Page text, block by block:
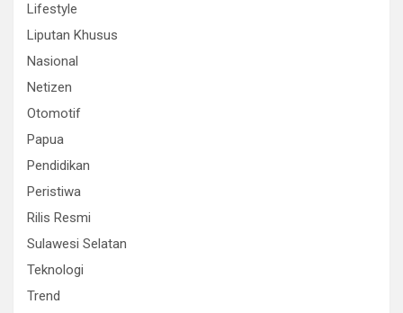
Lifestyle
Liputan Khusus
Nasional
Netizen
Otomotif
Papua
Pendidikan
Peristiwa
Rilis Resmi
Sulawesi Selatan
Teknologi
Trend